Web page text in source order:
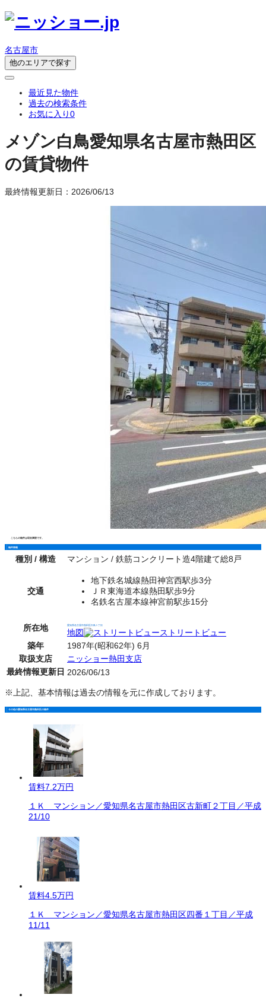
名古屋市
他のエリアで探す
最近見た物件
過去の検索条件
お気に入り0
メゾン白鳥愛知県名古屋市熱田区
の賃貸物件
最終情報更新日：2026/06/13
こちらの物件は現在満室です。
物件情報
種別 / 構造 マンション / 鉄筋コンクリート造4階建て総8戸
交通
地下鉄名城線熱田神宮西駅歩3分
ＪＲ東海道本線熱田駅歩9分
名鉄名古屋本線神宮前駅歩15分
所在地 愛知県名古屋市熱田区白鳥１丁目
地図
ストリートビュー
築年
1987年(昭和62年) 6月
取扱支店
ニッショー熱田支店
最終情報更新日 2026/06/13
※上記、基本情報は過去の情報を元に作成しております。
その他の愛知県名古屋市熱田区の物件
賃料7.2万円
１Ｋ マンション／愛知県名古屋市熱田区古新町２丁目／平成
21/10
賃料4.5万円
１Ｋ マンション／愛知県名古屋市熱田区四番１丁目／平成
11/11